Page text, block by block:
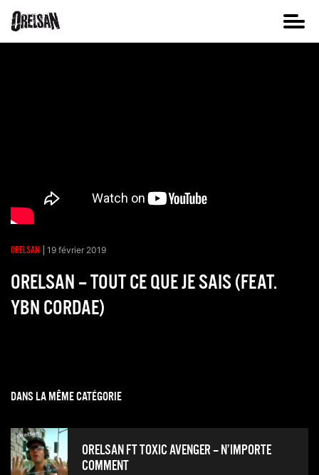
ORELSAN 19 février 2019
ORELSAN – TOUT CE QUE JE SAIS (FEAT.
YBN CORDAE)
DANS LA MÊME CATÉGORIE
ORELSAN FT TOXIC AVENGER – N’IMPORTE
COMMENT